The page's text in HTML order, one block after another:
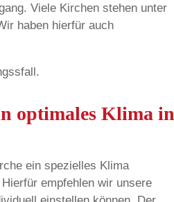
Viele Kirchen stehen unter
haben hierfür auch
optimales Klima in
ein spezielles Klima
empfehlen wir unsere